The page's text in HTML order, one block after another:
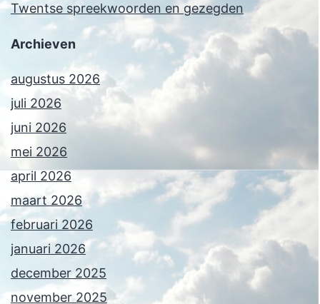
Twentse spreekwoorden en gezegden
Archieven
augustus 2026
juli 2026
juni 2026
mei 2026
april 2026
maart 2026
februari 2026
januari 2026
december 2025
november 2025